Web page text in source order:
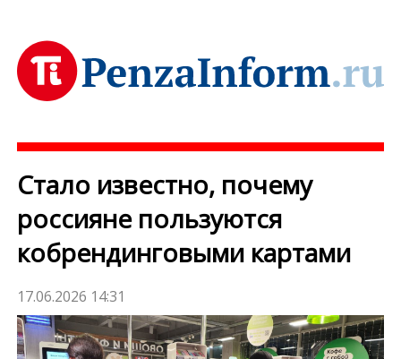
Стало известно, почему
россияне пользуются
кобрендинговыми картами
17.06.2026 14:31